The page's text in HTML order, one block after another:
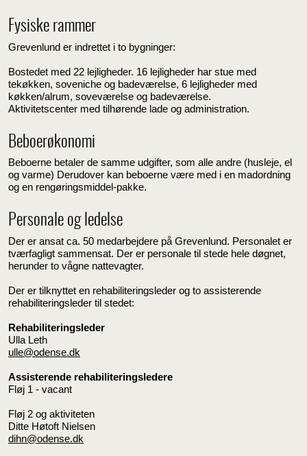
Fysiske rammer
Grevenlund er indrettet i to bygninger:
Bostedet med 22 lejligheder. 16 lejligheder har stue med
tekøkken, soveniche og badeværelse, 6 lejligheder med
køkken/alrum, soveværelse og badeværelse.
Aktivitetscenter med tilhørende lade og administration.
Beboerøkonomi
Beboerne betaler de samme udgifter, som alle andre (husleje, el
og varme) Derudover kan beboerne være med i en madordning
og en rengøringsmiddel-pakke.
Personale og ledelse
Der er ansat ca. 50 medarbejdere på Grevenlund. Personalet er
tværfagligt sammensat. Der er personale til stede hele døgnet,
herunder to vågne nattevagter.
Der er tilknyttet en rehabiliteringsleder og to assisterende
rehabiliteringsleder til stedet:
Rehabiliteringsleder
Ulla Leth
ulle@odense.dk
Assisterende rehabiliteringsledere
Fløj 1 - vacant
Fløj 2 og aktiviteten
Ditte Høtoft Nielsen
dihn@odense.dk